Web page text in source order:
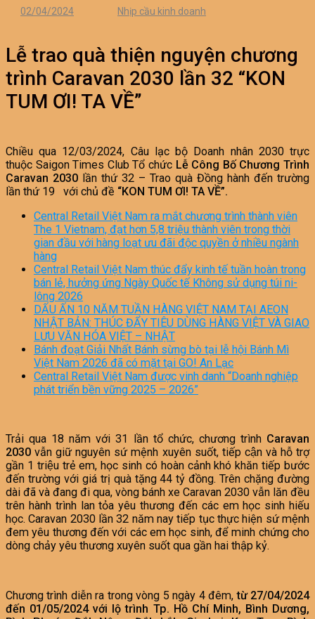
02/04/2024 Nhịp cầu kinh doanh
Lễ trao quà thiện nguyện chương
trình Caravan 2030 lần 32 “KON
TUM ƠI! TA VỀ”
Chiều qua 12/03/2024, Câu lạc bộ Doanh nhân 2030 trực
thuộc Saigon Times Club Tổ chức Lễ Công Bố Chương Trình
Caravan 2030 lần thứ 32 – Trao quà Đồng hành đến trường
lần thứ 19 với chủ đề “KON TUM ƠI! TA VỀ”.
Central Retail Việt Nam ra mắt chương trình thành viên
The 1 Vietnam, đạt hơn 5,8 triệu thành viên trong thời
gian đầu với hàng loạt ưu đãi độc quyền ở nhiều ngành
hàng
Central Retail Việt Nam thúc đẩy kinh tế tuần hoàn trong
bán lẻ, hưởng ứng Ngày Quốc tế Không sử dụng túi ni-
lông 2026
DẤU ẤN 10 NĂM TUẦN HÀNG VIỆT NAM TẠI AEON
NHẬT BẢN: THÚC ĐẨY TIÊU DÙNG HÀNG VIỆT VÀ GIAO
LƯU VĂN HÓA VIỆT – NHẬT
Bánh đoạt Giải Nhất Bánh sừng bò tại lễ hội Bánh Mì
Việt Nam 2026 đã có mặt tại GO! An Lạc
Central Retail Việt Nam được vinh danh “Doanh nghiệp
phát triển bền vững 2025 – 2026”
Trải qua 18 năm với 31 lần tổ chức, chương trình Caravan
2030 vẫn giữ nguyên sứ mệnh xuyên suốt, tiếp cận và hỗ trợ
gần 1 triệu trẻ em, học sinh có hoàn cảnh khó khăn tiếp bước
đến trường với giá trị quà tặng 44 tỷ đồng. Trên chặng đường
dài đã và đang đi qua, vòng bánh xe Caravan 2030 vẫn lăn đều
trên hành trình lan tỏa yêu thương đến các em học sinh hiếu
học. Caravan 2030 lần 32 năm nay tiếp tục thực hiện sứ mệnh
đem yêu thương đến với các em học sinh, để minh chứng cho
dòng chảy yêu thương xuyên suốt qua gần hai thập kỷ.
Chương trình diễn ra trong vòng 5 ngày 4 đêm,từ 27/04/2024
đến 01/05/2024với lộ trình Tp. Hồ Chí Minh, Bình Dương,